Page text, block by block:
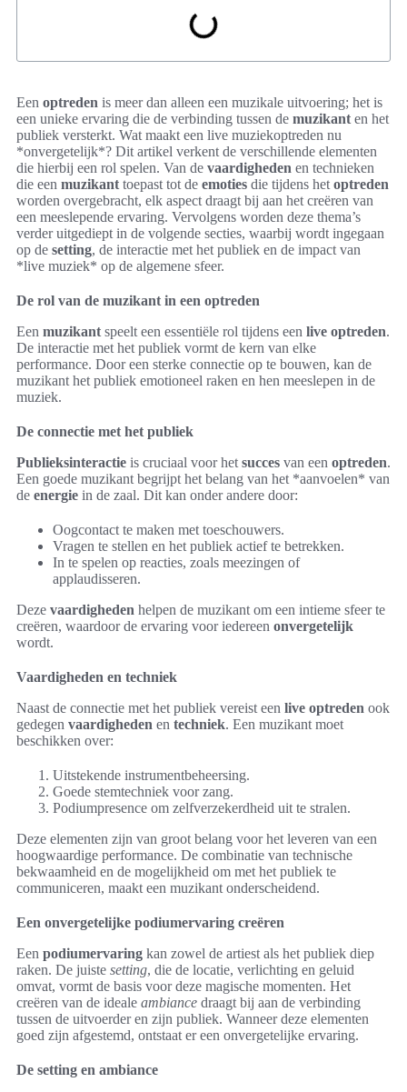
Een optreden is meer dan alleen een muzikale uitvoering; het is
een unieke ervaring die de verbinding tussen de muzikant en het
publiek versterkt. Wat maakt een live muziekoptreden nu
*onvergetelijk*? Dit artikel verkent de verschillende elementen
die hierbij een rol spelen. Van de vaardigheden en technieken
die een muzikant toepast tot de emoties die tijdens het optreden
worden overgebracht, elk aspect draagt bij aan het creëren van
een meeslepende ervaring. Vervolgens worden deze thema’s
verder uitgediept in de volgende secties, waarbij wordt ingegaan
op de setting, de interactie met het publiek en de impact van
*live muziek* op de algemene sfeer.
De rol van de muzikant in een optreden
Een muzikant speelt een essentiële rol tijdens een live optreden.
De interactie met het publiek vormt de kern van elke
performance. Door een sterke connectie op te bouwen, kan de
muzikant het publiek emotioneel raken en hen meeslepen in de
muziek.
De connectie met het publiek
Publieksinteractie is cruciaal voor het succes van een optreden.
Een goede muzikant begrijpt het belang van het *aanvoelen* van
de energie in de zaal. Dit kan onder andere door:
Oogcontact te maken met toeschouwers.
Vragen te stellen en het publiek actief te betrekken.
In te spelen op reacties, zoals meezingen of
applaudisseren.
Deze vaardigheden helpen de muzikant om een intieme sfeer te
creëren, waardoor de ervaring voor iedereen onvergetelijk
wordt.
Vaardigheden en techniek
Naast de connectie met het publiek vereist een live optreden ook
gedegen vaardigheden en techniek. Een muzikant moet
beschikken over:
Uitstekende instrumentbeheersing.
Goede stemtechniek voor zang.
Podiumpresence om zelfverzekerdheid uit te stralen.
Deze elementen zijn van groot belang voor het leveren van een
hoogwaardige performance. De combinatie van technische
bekwaamheid en de mogelijkheid om met het publiek te
communiceren, maakt een muzikant onderscheidend.
Een onvergetelijke podiumervaring creëren
Een podiumervaring kan zowel de artiest als het publiek diep
raken. De juiste setting, die de locatie, verlichting en geluid
omvat, vormt de basis voor deze magische momenten. Het
creëren van de ideale ambiance draagt bij aan de verbinding
tussen de uitvoerder en zijn publiek. Wanneer deze elementen
goed zijn afgestemd, ontstaat er een onvergetelijke ervaring.
De setting en ambiance